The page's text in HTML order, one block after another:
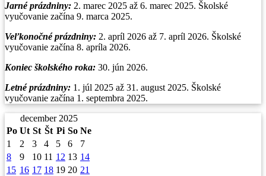
Jarné prázdniny: 2. marec 2025 až 6. marec 2025. Školské
vyučovanie začína 9. marca 2025.
Veľkonočné prázdniny: 2. apríl 2026 až 7. apríl 2026. Školské
vyučovanie začína 8. apríla 2026.
Koniec školského roka: 30. jún 2026.
Letné prázdniny: 1. júl 2025 až 31. august 2025. Školské
vyučovanie začína 1. septembra 2025.
december 2025
Po Ut St Št Pi So Ne
1
2 3 4 5 6
7
8
9 10 11 12 13 14
15 16 17 18 19 20 21